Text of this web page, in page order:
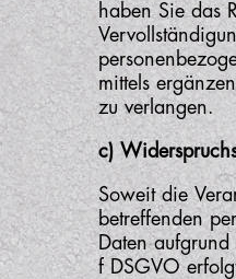
haben Sie das
mittels
zu verlangen.
c)
Soweit die
betreffenden
Daten
f DSGVO